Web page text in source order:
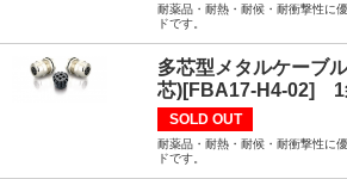
耐薬品・耐熱・耐候・耐衝撃性に
ドです。
多芯型メタルケーブ
芯)[FBA17-H4-02] 1
SOLD OUT
耐薬品・耐熱・耐候・耐衝撃性に
ドです。